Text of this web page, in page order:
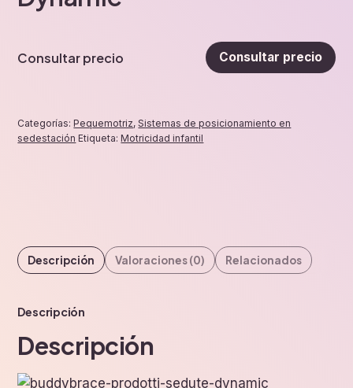
Consultar precio Consultar precio
Categorías:Pequemotriz,Sistemas de posicionamiento en
sedestación Etiqueta:Motricidad infantil
Descripción Valoraciones (0) Relacionados
Descripción
Descripción